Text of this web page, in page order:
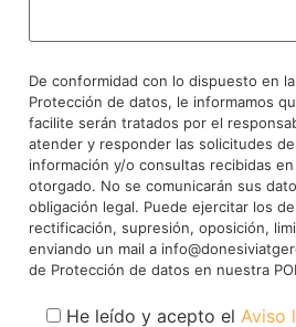
De conformidad con lo dispuesto en
Protección de datos, le informamos
facilite serán tratados por el
atender y responder las solicitudes
información y/o consultas recibidas
otorgado. No se comunicarán sus
obligación legal. Puede ejercitar los
rectificación, supresión, oposición,
enviando un mail a
de Protección de datos en nuestra
He leído y acepto el Aviso